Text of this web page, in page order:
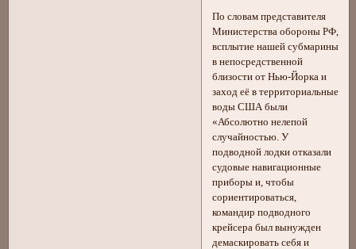
По словам представителя
Министерства обороны РФ,
всплытие нашей субмарины
в непосредственной
близости от Нью-Йорка и
заход её в территориальные
воды США были
«Абсолютно нелепой
случайностью. У
подводной лодки отказали
судовые навигационные
приборы и, чтобы
сориентироваться,
командир подводного
крейсера был вынужден
демаскировать себя и